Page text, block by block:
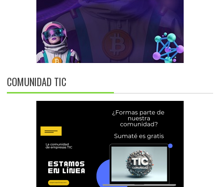
COMUNIDAD TIC